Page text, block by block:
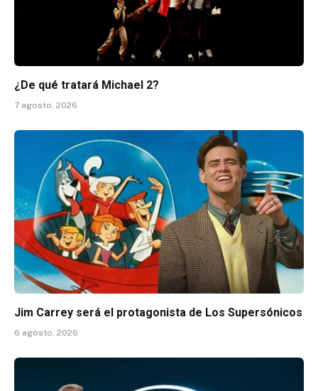
¿De qué tratará Michael 2?
7 agosto, 2026
Jim Carrey será el protagonista de Los Supersónicos
6 agosto, 2026